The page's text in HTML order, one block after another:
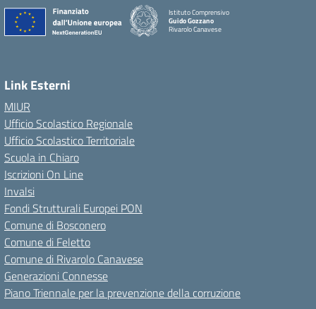
Istituto Comprensivo
Guido Gozzano
Rivarolo Canavese
Link Esterni
MIUR
Ufficio Scolastico Regionale
Ufficio Scolastico Territoriale
Scuola in Chiaro
Iscrizioni On Line
Invalsi
Fondi Strutturali Europei PON
Comune di Bosconero
Comune di Feletto
Comune di Rivarolo Canavese
Generazioni Connesse
Piano Triennale per la prevenzione della corruzione